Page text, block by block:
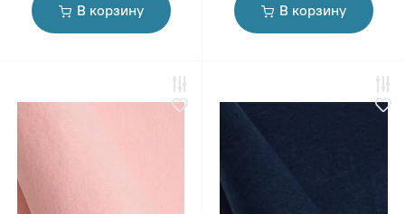
В корзину В корзину